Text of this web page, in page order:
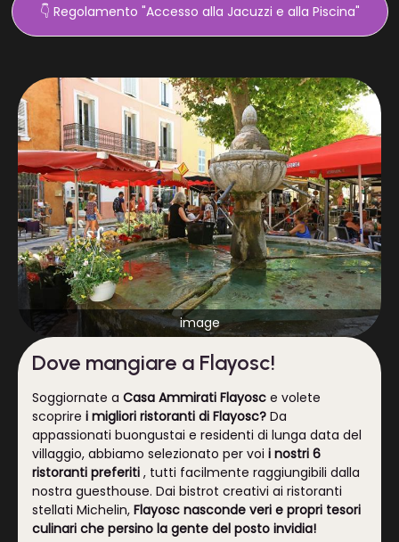
👇 Regolamento "Accesso alla Jacuzzi e alla Piscina"
image
Dove mangiare a Flayosc!
Soggiornate a Casa Ammirati Flayosc e volete
scoprire i migliori ristoranti di Flayosc? Da
appassionati buongustai e residenti di lunga data del
villaggio, abbiamo selezionato per voi i nostri 6
ristoranti preferiti , tutti facilmente raggiungibili dalla
nostra guesthouse. Dai bistrot creativi ai ristoranti
stellati Michelin, Flayosc nasconde veri e propri tesori
culinari che persino la gente del posto invidia!